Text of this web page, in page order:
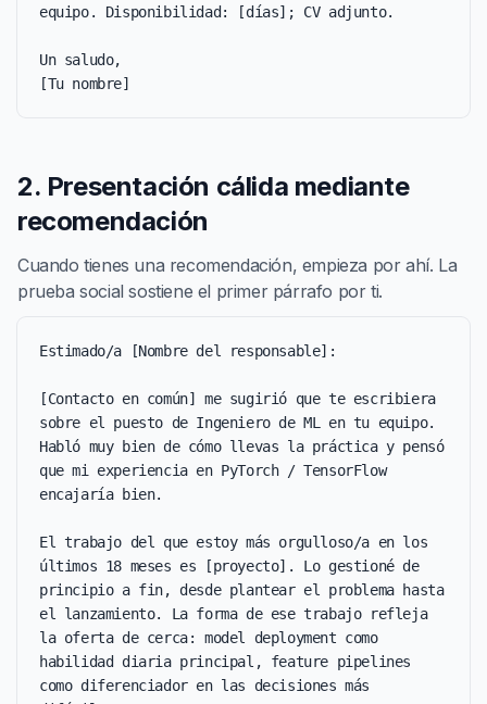
equipo. Disponibilidad: [días]; CV adjunto.
Un saludo,
[Tu nombre]
2. Presentación cálida mediante
recomendación
Cuando tienes una recomendación, empieza por ahí. La
prueba social sostiene el primer párrafo por ti.
Estimado/a [Nombre del responsable]:
[Contacto en común] me sugirió que te escribiera
sobre el puesto de Ingeniero de ML en tu equipo.
Habló muy bien de cómo llevas la práctica y pensó
que mi experiencia en PyTorch / TensorFlow
encajaría bien.
El trabajo del que estoy más orgulloso/a en los
últimos 18 meses es [proyecto]. Lo gestioné de
principio a fin, desde plantear el problema hasta
el lanzamiento. La forma de ese trabajo refleja
la oferta de cerca: model deployment como
habilidad diaria principal, feature pipelines
como diferenciador en las decisiones más